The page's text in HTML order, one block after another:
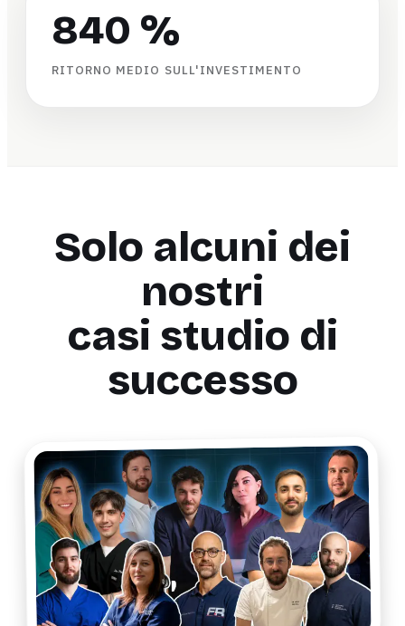
840 %
RITORNO MEDIO SULL'INVESTIMENTO
Solo alcuni dei
nostri
casi studio di
successo